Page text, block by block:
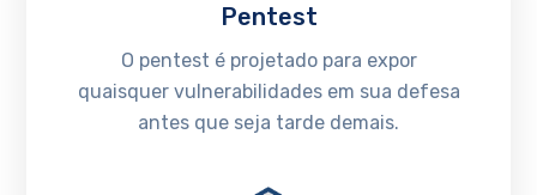
Pentest
O pentest é projetado para expor
quaisquer vulnerabilidades em sua defesa
antes que seja tarde demais.